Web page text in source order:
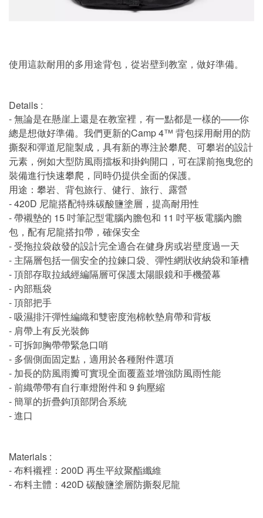
使用這款耐用的多用途背包，從岩壁到教室，做好準備。
Details :
- 無論是在懸崖上還是在教室裡，有一點都是一樣的——你
總是想做好準備。我們更新的Camp 4™ 背包採用耐用的防
撕裂和彈道尼龍製成，具有新的專注於攀爬、可攀岩的設計
元素，例如大型防風雨擋板和掛鉤開口，可在課前拖曳您的
裝備進行快速攀爬，同時仍提供全面的保護。
用途：攀岩、背包旅行、健行、旅行、露營
- 420D 尼龍搭配特殊碳酸鹽塗層，提高耐用性
- 帶襯墊的 15 吋筆記型電腦內膽包和 11 吋平板電腦內膽
包，配有尼龍搭扣帶，確保安全
- 受拖拉袋啟發的設計完全適合在健身房或岩壁度過一天
- 主隔層包括一個安全的拉鍊口袋、彈性網狀收納袋和筆槽
- 頂部存取拉絨經編隔層可保護太陽眼鏡和手機螢幕
- 內部瓶袋
- 頂部把手
- 吸濕排汗彈性編織和雙密度泡棉軟墊肩帶和背板
- 肩帶上有反光裝飾
- 可拆卸胸帶帶緊急口哨
- 多個側面固定點，適用於各種附件選項
- 加長的防風雨瓣可實現全面覆蓋並增強防風雨性能
- 前織帶帶有自行車燈附件和 9 鉤壓縮
- 簡單的折疊鉤頂部閉合系統
- 進口
Materials :
- 布料襯裡：200D 再生平紋聚酯纖維
- 布料主體：420D 碳酸鹽塗層防撕裂尼龍